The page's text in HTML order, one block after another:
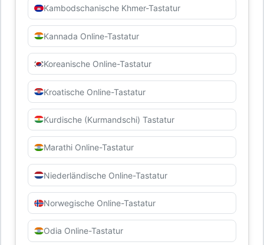
Kambodschanische Khmer-Tastatur
Kannada Online-Tastatur
Koreanische Online-Tastatur
Kroatische Online-Tastatur
Kurdische (Kurmandschi) Tastatur
Marathi Online-Tastatur
Niederländische Online-Tastatur
Norwegische Online-Tastatur
Odia Online-Tastatur